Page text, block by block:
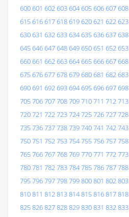
600601 602603604605606607608
615616617618619620621 622623
630631 632633634635636637638
645646647648649650651 652653
660661 662663664665666667668
675676677678679680681 682683
690691 692693694695696697698
705706707708709710711 712713
720721 722723724725726727728
735736737738739740741 742743
750751 752753754755756757758
765766767768769770771 772773
780781 782783784785786787788
795796797798799800801 802803
810811 812813814815816817818
825826827828829830831 832833